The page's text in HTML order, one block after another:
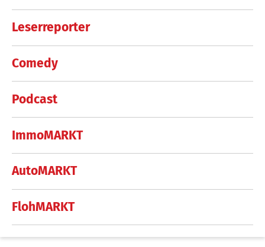
Leserreporter
Comedy
Podcast
ImmoMARKT
AutoMARKT
FlohMARKT